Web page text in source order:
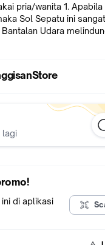
1. Apabila anda
Sol Sepatu ini
Udara
tekanan kaki 3.
tambah-tinggi-
layer-insole-sol-pu-
insole-sol-pu-
9cm
lagi
di aplikasi